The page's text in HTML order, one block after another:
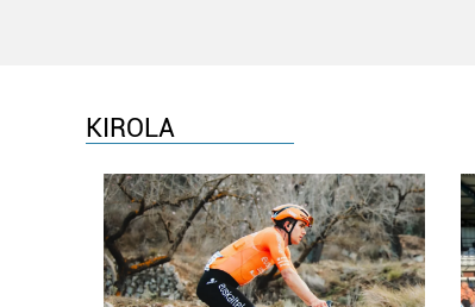
KIROLA